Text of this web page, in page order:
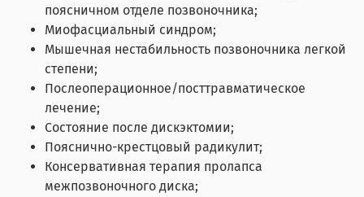
поясничном отделе позвоночника;
Миофасциальный синдром;
Мышечная нестабильность позвоночника легкой
степени;
Послеоперационное/посттравматическое
лечение;
Состояние после дискэктомии;
Пояснично-крестцовый радикулит;
Консервативная терапия пролапса
межпозвоночного диска;